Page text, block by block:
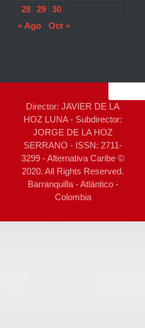
28
29
30
« Ago
Oct »
Director: JAVIER DE LA
HOZ LUNA - Subdirector:
JORGE DE LA HOZ
SERRANO - ISSN: 2711-
3299 - Alternativa Caribe ©
2020. All Rights Reserved.
Barranquilla - Atlántico -
Colombia